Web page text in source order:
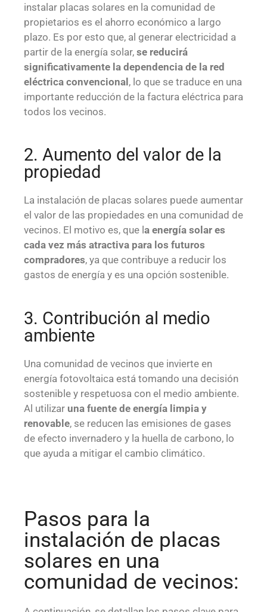
instalar placas solares en la comunidad de
propietarios es el ahorro económico a largo
plazo. Es por esto que, al generar electricidad a
partir de la energía solar, se reducirá
significativamente la dependencia de la red
eléctrica convencional, lo que se traduce en una
importante reducción de la factura eléctrica para
todos los vecinos.
2. Aumento del valor de la
propiedad
La instalación de placas solares puede aumentar
el valor de las propiedades en una comunidad de
vecinos. El motivo es, que l a energía solar es
cada vez más atractiva para los futuros
compradores, ya que contribuye a reducir los
gastos de energía y es una opción sostenible.
3. Contribución al medio
ambiente
Una comunidad de vecinos que invierte en
energía fotovoltaica está tomando una decisión
sostenible y respetuosa con el medio ambiente.
Al utilizar una fuente de energía limpia y
renovable, se reducen las emisiones de gases
de efecto invernadero y la huella de carbono, lo
que ayuda a mitigar el cambio climático.
Pasos para la
instalación de placas
solares en una
comunidad de vecinos: